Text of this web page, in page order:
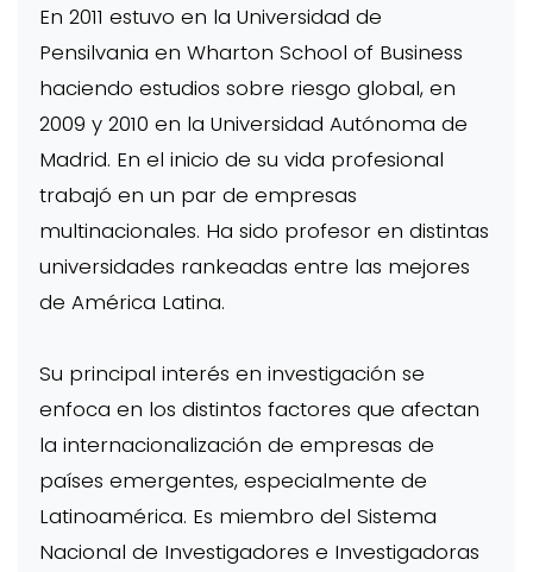
En 2011 estuvo en la Universidad de
Pensilvania en Wharton School of Business
haciendo estudios sobre riesgo global, en
2009 y 2010 en la Universidad Autónoma de
Madrid. En el inicio de su vida profesional
trabajó en un par de empresas
multinacionales. Ha sido profesor en distintas
universidades rankeadas entre las mejores
de América Latina.
Su principal interés en investigación se
enfoca en los distintos factores que afectan
la internacionalización de empresas de
países emergentes, especialmente de
Latinoamérica. Es miembro del Sistema
Nacional de Investigadores e Investigadoras